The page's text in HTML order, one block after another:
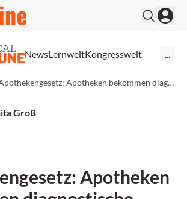
NewsLernweltKongresswelt
Apothekengesetz: Apotheken bekommen diagnostische Kompetenzen
Groß
Apotheken